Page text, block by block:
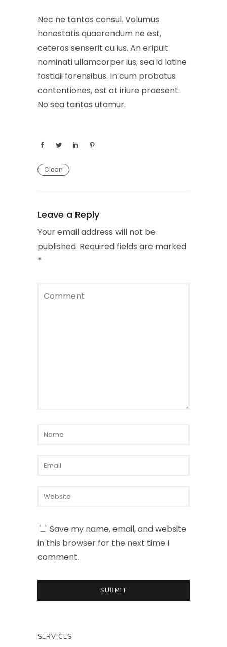
Nec ne tantas consul. Volumus
honestatis quaerendum ne est,
ceteros senserit cu ius. An eripuit
nominati ullamcorper ius, sea id latine
fastidii forensibus. In cum probatus
contentiones, est at iriure praesent.
No sea tantas utamur.
Clean
Leave a Reply
Your email address will not be
published. Required fields are marked
*
Save my name, email, and website
in this browser for the next time I
comment.
SERVICES